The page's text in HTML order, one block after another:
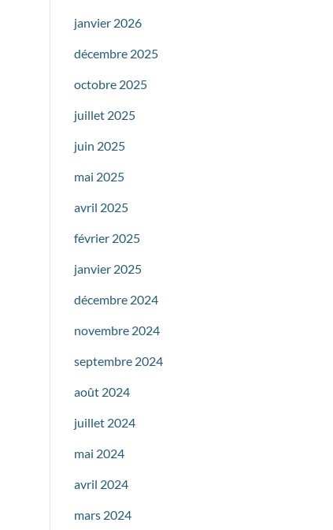
janvier 2026
décembre 2025
octobre 2025
juillet 2025
juin 2025
mai 2025
avril 2025
février 2025
janvier 2025
décembre 2024
novembre 2024
septembre 2024
août 2024
juillet 2024
mai 2024
avril 2024
mars 2024